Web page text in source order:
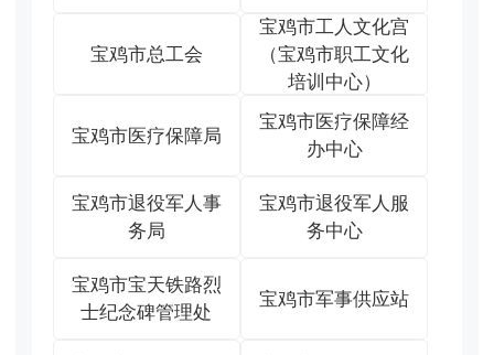
宝鸡市总工会
宝鸡市工人文化宫
（宝鸡市职工文化
培训中心）
宝鸡市医疗保障局
宝鸡市医疗保障经
办中心
宝鸡市退役军人事
务局
宝鸡市退役军人服
务中心
宝鸡市宝天铁路烈
士纪念碑管理处
宝鸡市军事供应站